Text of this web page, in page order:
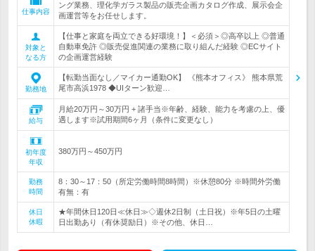
仕事内容
ング業務、理化学ガラス製品の販売企画カタログ作成、展示会企
画運営等をお任せします。
対象と
なる方
【仕事と家庭を両立できる好環境！】＜必須＞◎高卒以上 ◎普通
自動車免許 ◎販売促進関連の業務に取り組んだ経験 ◎ECサイト
の企画運営経験
勤務地
【転勤当面なし／マイカー通勤OK】 《熊本オフィス》 熊本県荒
尾市高浜1978 ◆UIターン歓迎…
給与
月給20万円～30万円 + 諸手当※年齢、経験、能力を考慮の上、優
遇します※試用期間6ヶ月（条件に変更なし）
初年度
年収
380万円～450万円
勤務
時間
8：30～17：50（所定労働時間8時間）※休憩80分 ※時間外労働
有無：有
休日
休暇
★年間休日120日≪休日≫◇週休2日制（土日祝）※年5日の土曜
日出勤あり（有休奨励日）※その他、休日…